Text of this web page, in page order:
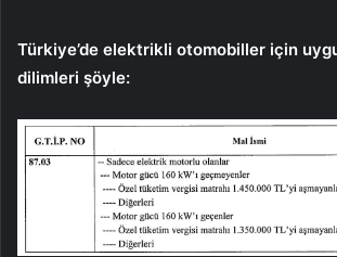
Türkiye’de elektrikli otomobiller için
dilimleri şöyle: